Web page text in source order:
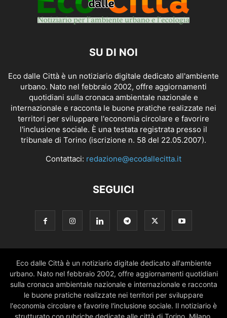
SU DI NOI
Eco dalle Città è un notiziario digitale dedicato all'ambiente
urbano. Nato nel febbraio 2002, offre aggiornamenti
quotidiani sulla cronaca ambientale nazionale e
internazionale e racconta le buone pratiche realizzate nei
territori per sviluppare l'economia circolare e favorire
l'inclusione sociale. È una testata registrata presso il
tribunale di Torino (iscrizione n. 58 del 22.05.2007).
Contattaci: redazione@ecodallecitta.it
SEGUICI
Eco dalle Città è un notiziario digitale dedicato all'ambiente
urbano. Nato nel febbraio 2002, offre aggiornamenti quotidiani
sulla cronaca ambientale nazionale e internazionale e racconta
le buone pratiche realizzate nei territori per sviluppare
l'economia circolare e favorire l'inclusione sociale. Il notiziario è
strutturato con rubriche dedicate alle città di Torino, Milano,